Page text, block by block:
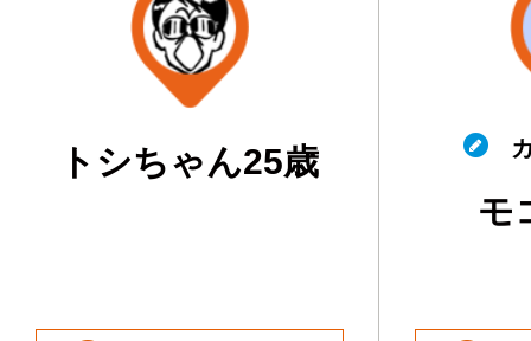
トシちゃん25歳
モ